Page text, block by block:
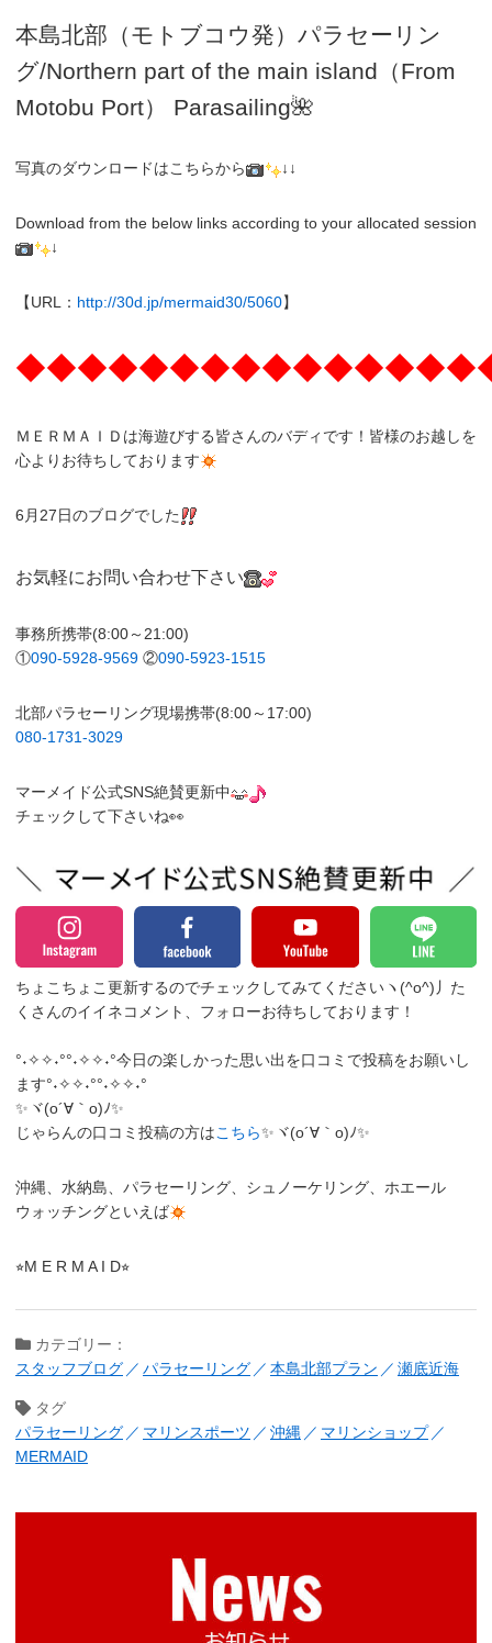
本島北部（モトブコウ発）パラセーリン
グ/Northern part of the main island（From
Motobu Port）
Parasailing🌺
写真のダウンロードはこちらから ↓↓
Download from the below links according to your allocated session
↓
【URL： http://30d.jp/mermaid30/5060】
ＭＥＲＭＡＩＤは海遊びする皆さんのバディです！皆様のお越しを
心よりお待ちしております
6月27日のブログでした
お気軽にお問い合わせ下さい
事務所携帯(8:00～21:00)
①090-5928-9569 ②090-5923-1515
北部パラセーリング現場携帯(8:00～17:00)
080-1731-3029
マーメイド公式SNS絶賛更新中
チェックして下さいね👀
ちょこちょこ更新するのでチェックしてみてくださいヽ(^o^)丿 た
くさんのイイネコメント、フォローお待ちしております！
°˖✧✧˖°°˖✧✧˖°今日の楽しかった思い出を口コミで投稿をお願いし
ます°˖✧✧˖°°˖✧✧˖°
✨ヾ(o´∀｀o)ﾉ✨
じゃらんの口コミ投稿の方はこちら✨ヾ(o´∀｀o)ﾉ✨
沖縄、水納島、パラセーリング、シュノーケリング、ホエール
ウォッチングといえば
⭐︎M E R M A I D⭐︎
カテゴリー：
スタッフブログ
パラセーリング 本島北部プラン 瀬底近海
タグ
パラセーリング
マリンスポーツ 沖縄
マリンショップ
MERMAID